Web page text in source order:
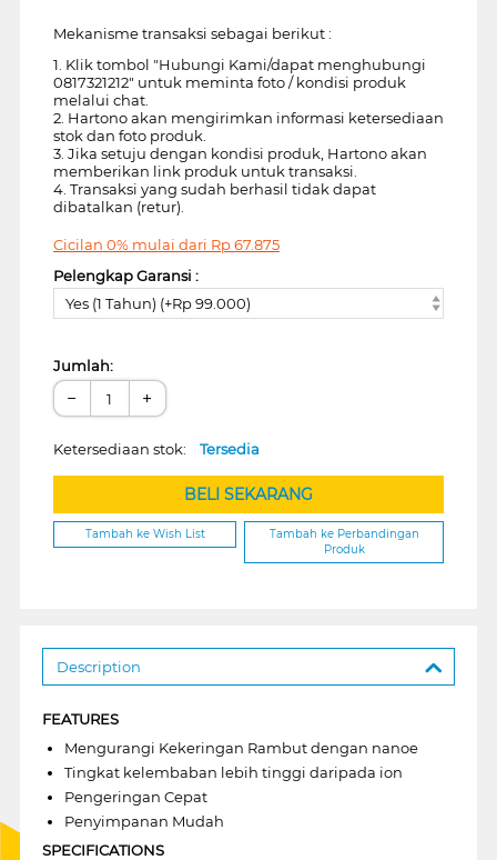
Mekanisme transaksi sebagai berikut :
1. Klik tombol "Hubungi Kami/dapat menghubungi
0817321212" untuk meminta foto / kondisi produk
melalui chat.
2. Hartono akan mengirimkan informasi ketersediaan
stok dan foto produk.
3. Jika setuju dengan kondisi produk, Hartono akan
memberikan link produk untuk transaksi.
4. Transaksi yang sudah berhasil tidak dapat
dibatalkan (retur).
Cicilan 0% mulai dari Rp67.875
Pelengkap Garansi :
Yes (1 Tahun) (+Rp 99.000)
Jumlah:
− +
Ketersediaan stok: Tersedia
BELI SEKARANG
Tambah ke Wish List
Tambah ke Perbandingan
Produk
Description
FEATURES
Mengurangi Kekeringan Rambut dengan nanoe
Tingkat kelembaban lebih tinggi daripada ion
Pengeringan Cepat
Penyimpanan Mudah
SPECIFICATIONS